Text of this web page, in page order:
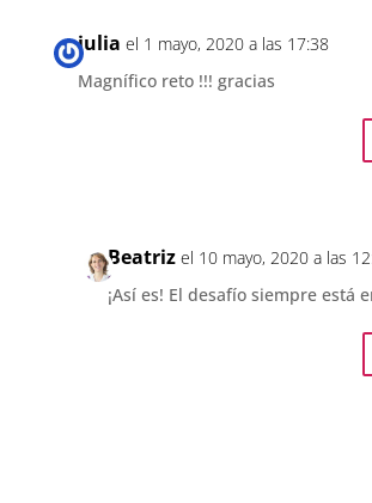
julia el 1 mayo, 2020 a las 17:38
Magnífico reto !!! gracias
Beatriz el 10 mayo, 2020 a las
¡Así es! El desafío siempre está